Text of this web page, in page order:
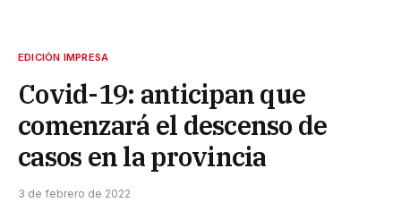
EDICIÓN IMPRESA
Covid-19: anticipan que
comenzará el descenso de
casos en la provincia
3 de febrero de 2022